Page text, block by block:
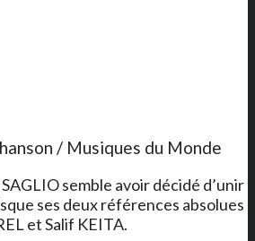
/ Musiques du Monde
semble avoir décidé d’unir
ses deux références absolues
et Salif KEITA.